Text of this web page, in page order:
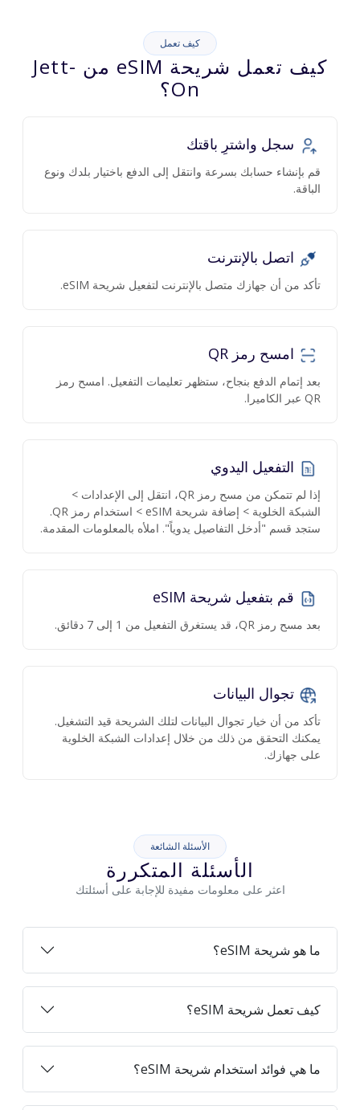
كيف تعمل
كيف تعمل شريحة eSIM من Jett-
On؟
سجل واشترِ باقتك
قم بإنشاء حسابك بسرعة وانتقل إلى الدفع باختيار بلدك ونوع
الباقة.
اتصل بالإنترنت
تأكد من أن جهازك متصل بالإنترنت لتفعيل شريحة eSIM.
امسح رمز QR
بعد إتمام الدفع بنجاح، ستظهر تعليمات التفعيل. امسح رمز
QR عبر الكاميرا.
التفعيل اليدوي
إذا لم تتمكن من مسح رمز QR، انتقل إلى الإعدادات >
الشبكة الخلوية > إضافة شريحة eSIM > استخدام رمز QR.
ستجد قسم "أدخل التفاصيل يدوياً". املأه بالمعلومات المقدمة.
قم بتفعيل شريحة eSIM
بعد مسح رمز QR، قد يستغرق التفعيل من 1 إلى 7 دقائق.
تجوال البيانات
تأكد من أن خيار تجوال البيانات لتلك الشريحة قيد التشغيل.
يمكنك التحقق من ذلك من خلال إعدادات الشبكة الخلوية
على جهازك.
الأسئلة الشائعة
الأسئلة المتكررة
اعثر على معلومات مفيدة للإجابة على أسئلتك
ما هو شريحة eSIM؟
كيف تعمل شريحة eSIM؟
ما هي فوائد استخدام شريحة eSIM؟